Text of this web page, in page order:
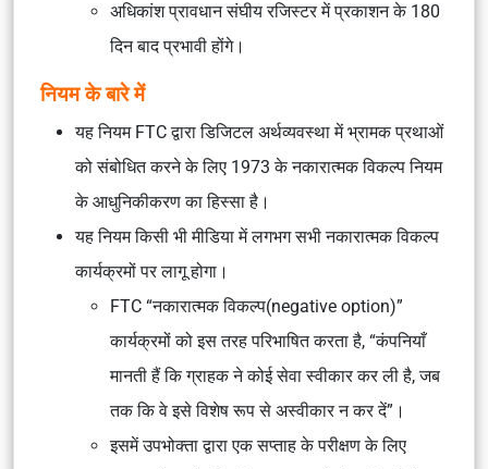
अधिकांश प्रावधान संघीय रजिस्टर में प्रकाशन के 180
दिन बाद प्रभावी होंगे।
नियम के बारे में
यह नियम FTC द्वारा डिजिटल अर्थव्यवस्था में भ्रामक प्रथाओं
को संबोधित करने के लिए 1973 के नकारात्मक विकल्प नियम
के आधुनिकीकरण का हिस्सा है।
यह नियम किसी भी मीडिया में लगभग सभी नकारात्मक विकल्प
कार्यक्रमों पर लागू होगा।
FTC “नकारात्मक विकल्प(negative option)”
कार्यक्रमों को इस तरह परिभाषित करता है, “कंपनियाँ
मानती हैं कि ग्राहक ने कोई सेवा स्वीकार कर ली है, जब
तक कि वे इसे विशेष रूप से अस्वीकार न कर दें”।
इसमें उपभोक्ता द्वारा एक सप्ताह के परीक्षण के लिए